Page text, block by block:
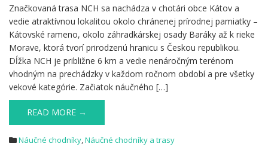
Značkovaná trasa NCH sa nachádza v chotári obce Kátov a
vedie atraktívnou lokalitou okolo chránenej prírodnej pamiatky –
Kátovské rameno, okolo záhradkárskej osady Baráky až k rieke
Morave, ktorá tvorí prirodzenú hranicu s Českou republikou.
Dĺžka NCH je približne 6 km a vedie nenáročným terénom
vhodným na prechádzky v každom ročnom období a pre všetky
vekové kategórie. Začiatok náučného […]
READ MORE →
Náučné chodníky,Náučné chodníky a trasy